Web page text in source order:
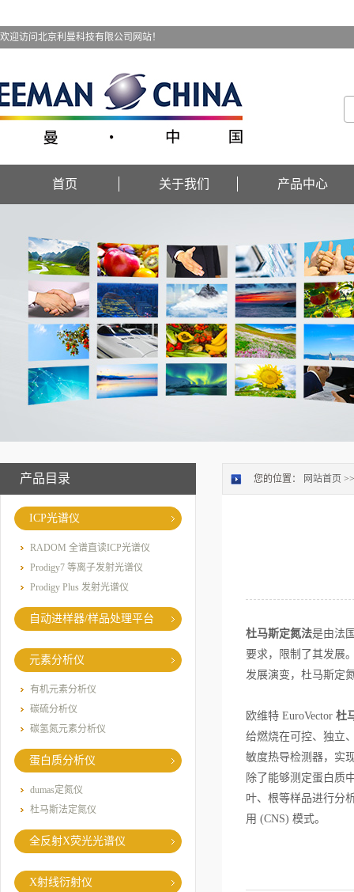
欢迎访问北京利曼科技有限公司网站！
首页 关于我们 产品中心
产品目录
ICP光谱仪
RADOM 全谱直读ICP光谱仪
Prodigy7 等离子发射光谱仪
Prodigy Plus 发射光谱仪
自动进样器/样品处理平台
元素分析仪
有机元素分析仪
碳硫分析仪
碳氢氮元素分析仪
蛋白质分析仪
dumas定氮仪
杜马斯法定氮仪
全反射X荧光光谱仪
X射线衍射仪
您的位置： 网站首页
杜马斯定氮法是由法
要求，限制了其发展
发展演变，杜马斯定
欧维特 EuroVector 杜
给燃烧在可控、独立
敏度热导检测器，实
除了能够测定蛋白质
叶、根等样品进行分
用 (CNS) 模式。